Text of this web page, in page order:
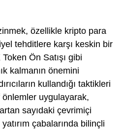
özellikle kripto para
tehditlere karşı keskin bir
Ön Satışı gibi
kalmanın önemini
kullandığı taktikleri
uygulayarak,
sayıdaki çevrimiçi
çabalarında bilinçli